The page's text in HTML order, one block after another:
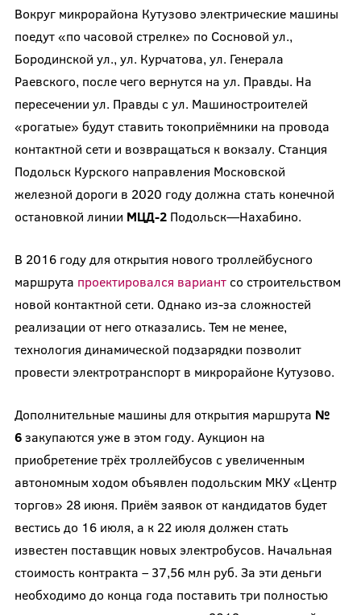
Вокруг микрорайона Кутузово электрические машины
поедут «по часовой стрелке» по Сосновой ул.,
Бородинской ул., ул. Курчатова, ул. Генерала
Раевского, после чего вернутся на ул. Правды. На
пересечении ул. Правды с ул. Машиностроителей
«рогатые» будут ставить токоприёмники на провода
контактной сети и возвращаться к вокзалу. Станция
Подольск Курского направления Московской
железной дороги в 2020 году должна стать конечной
остановкой линии МЦД-2Подольск—Нахабино.
В 2016 году для открытия нового троллейбусного
маршрута проектировался вариантсо строительством
новой контактной сети. Однако из-за сложностей
реализации от него отказались. Тем не менее,
технология динамической подзарядки позволит
провести электротранспорт в микрорайоне Кутузово.
Дополнительные машины для открытия маршрута №
6закупаются уже в этом году. Аукцион на
приобретение трёх троллейбусов с увеличенным
автономным ходом объявлен подольским МКУ «Центр
торгов» 28 июня. Приём заявок от кандидатов будет
вестись до 16 июля, а к 22 июля должен стать
известен поставщик новых электробусов. Начальная
стоимость контракта – 37,56 млн руб. За эти деньги
необходимо до конца года поставить три полностью